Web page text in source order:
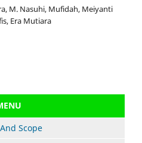
M. Nasuhi, Mufidah, Meiyanti
Era Mutiara
Scope